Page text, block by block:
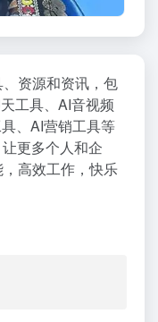
资源和资讯，包
工具、AI音视频
、AI营销工具等
更多个人和企
高效工作，快乐